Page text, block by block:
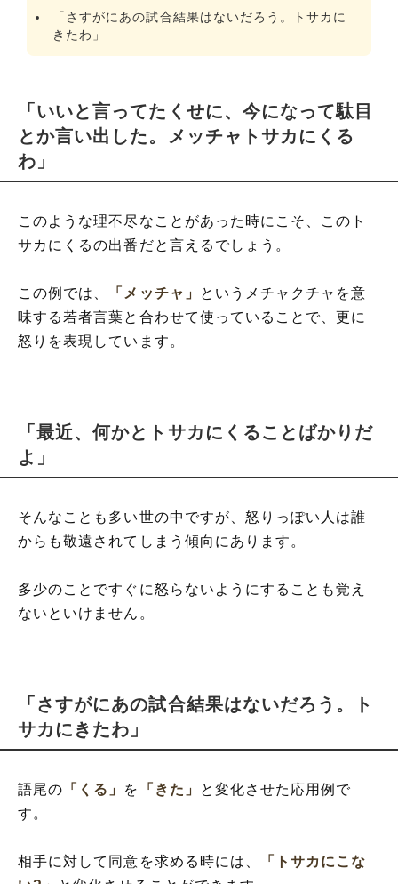
「さすがにあの試合結果はないだろう。トサカに
きたわ」
「いいと言ってたくせに、今になって駄目
とか言い出した。メッチャトサカにくる
わ」
このような理不尽なことがあった時にこそ、このト
サカにくるの出番だと言えるでしょう。
この例では、 「メッチャ」
というメチャクチャを意
味する若者言葉と合わせて使っていることで、更に
怒りを表現しています。
「最近、何かとトサカにくることばかりだ
よ」
そんなことも多い世の中ですが、怒りっぽい人は誰
からも敬遠されてしまう傾向にあります。
多少のことですぐに怒らないようにすることも覚え
ないといけません。
「さすがにあの試合結果はないだろう。ト
サカにきたわ」
語尾の 「くる」 を 「きた」
と変化させた応用例で
す。
相手に対して同意を求める時には、
「トサカにこな